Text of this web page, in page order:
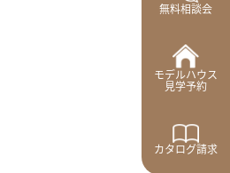
無料相談会
モデルハウス
見学予約
カタログ請求